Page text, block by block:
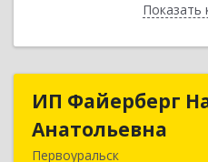
Показать
ИП Файерберг
Анатольевна
Первоуральск
ИП